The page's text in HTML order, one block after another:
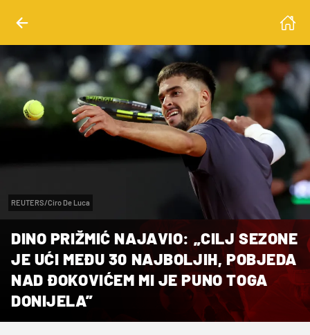
REUTERS/Ciro De Luca
DINO PRIŽMIĆ NAJAVIO: „CILJ SEZONE
JE UĆI MEĐU 30 NAJBOLJIH, POBJEDA
NAD ĐOKOVIĆEM MI JE PUNO TOGA
DONIJELA”